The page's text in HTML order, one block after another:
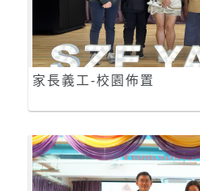
家長義工-校園佈置